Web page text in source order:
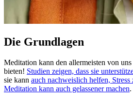
Die Grundlagen
Meditation kann den allermeisten von
bieten! Stu­dien zeigen, dass sie
sie kann auch nachweislich helfen, Stress
Meditation kann auch gelas­se­ner machen.